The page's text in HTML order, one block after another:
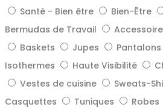
Santé - Bien être
Bien-Être
Bermudas de Travail
Baskets
Jupes Pantalons
Isothermes
Haute Visibilité
Vestes de cuisine
Sweats-
Casquettes
Tuniques Robes